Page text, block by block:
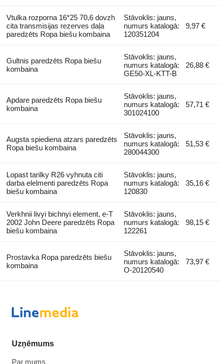
Vtulka rozporna 16*25 70,6 dovzh
cita transmisijas rezerves daļa
paredzēts Ropa biešu kombaina
Stāvoklis: jauns,
numurs katalogā:
120351204
9,97 €
Gultnis paredzēts Ropa biešu
kombaina
Stāvoklis: jauns,
numurs katalogā:
GE50-XL-KTT-B
26,88 €
Apdare paredzēts Ropa biešu
kombaina
Stāvoklis: jauns,
numurs katalogā:
301024100
57,71 €
Augsta spiediena atzars paredzēts
Ropa biešu kombaina
Stāvoklis: jauns,
numurs katalogā:
280044300
51,53 €
Lopast tarilky R26 vyhnuta citi
darba elelmenti paredzēts Ropa
biešu kombaina
Stāvoklis: jauns,
numurs katalogā:
120830
35,16 €
Verkhnii livyi bichnyi element, e-T
2002 John Deere paredzēts Ropa
biešu kombaina
Stāvoklis: jauns,
numurs katalogā:
122261
98,15 €
Prostavka Ropa paredzēts biešu
kombaina
Stāvoklis: jauns,
numurs katalogā:
O-20120540
73,97 €
Uzņēmums
Par mums